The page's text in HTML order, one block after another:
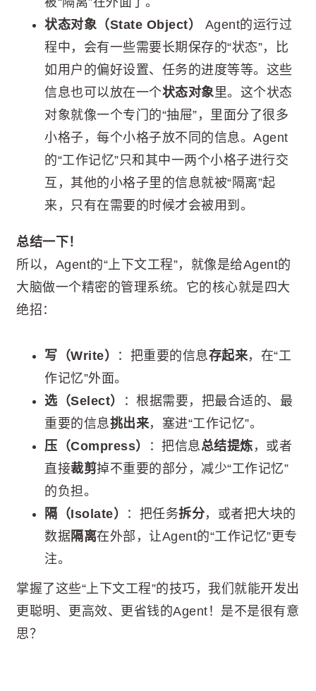
状态对象（State Object）
Agent的运行过
程中，会有一些需要长期保存的“状态”，比
如用户的偏好设置、任务的进度等等。这些
信息也可以放在一个状态对象里。这个状态
对象就像一个专门的“抽屉”，里面分了很多
小格子，每个小格子放不同的信息。Agent
的“工作记忆”只和其中一两个小格子进行交
互，其他的小格子里的信息就被“隔离”起
来，只有在需要的时候才会被用到。
总结一下！
所以，Agent的“上下文工程”，就像是给Agent的
大脑做一个精密的管理系统。它的核心就是四大
绝招：
写（Write） ：把重要的信息存起来，在“工
作记忆”外面。
选（Select）
：根据需要，把最合适的、最
重要的信息挑出来，塞进“工作记忆”。
压（Compress）
：把信息总结提炼 ，或者
直接裁剪掉不重要的部分，减少“工作记忆”
的负担。
隔（Isolate）
：把任务拆分，或者把大块的
数据隔离在外部，让Agent的“工作记忆”更专
注。
掌握了这些“上下文工程”的技巧，我们就能开发出
更聪明、更高效、更省钱的Agent！是不是很有意
思？